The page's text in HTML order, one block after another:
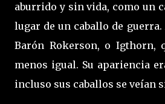
aburrido y sin vida, como un
lugar de un caballo de guerra.
Barón Rokerson, o Igthorn,
menos igual. Su apariencia
incluso sus caballos se veían